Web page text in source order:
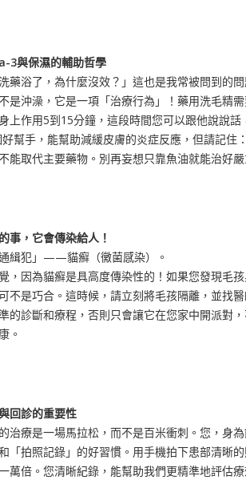
3與保濕的輔助哲學
藥浴了，為什麼沒效？」這也是我常被問到的問
是沖澡，它是一項「治療行為」！藥用洗毛精
上作用5到15分鐘，這段時間您可以跟他說說
幫手，能幫助減緩皮膚的炎症反應，但請記住
能取代主要藥物。別再妄想只靠魚油就能治好
事，它會傳染給人！
緝犯」——貓癬（黴菌感染）。
，因為貓癬是具高度傳染性的！如果您發現毛
不是巧合。這時候，請立刻將毛孩隔離，並找
的診斷和療程，否則只會讓它在您家中開派對
。
回診的重要性
治療是一場馬拉松，而不是百米衝刺。您，身
「拍照記錄」的好習慣。用手機拍下患部清晰
萬倍。您清晰紀錄，能幫助我們更精準地評估